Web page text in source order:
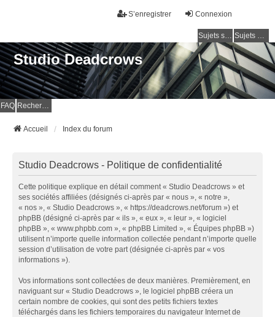
Connexion
S’enregistrer
Sujets sans réponse Sujets actifs
Studio Deadcrows
FAQ Rechercher
Accueil Index du forum
Studio Deadcrows - Politique de confidentialité
Cette politique explique en détail comment « Studio Deadcrows » et
ses sociétés affiliées (désignés ci-après par « nous », « notre »,
« nos », « Studio Deadcrows », « https://deadcrows.net/forum ») et
phpBB (désigné ci-après par « ils », « eux », « leur », « logiciel
phpBB », « www.phpbb.com », « phpBB Limited », « Équipes phpBB »)
utilisent n’importe quelle information collectée pendant n’importe quelle
session d’utilisation de votre part (désignée ci-après par « vos
informations »).
Vos informations sont collectées de deux manières. Premièrement, en
naviguant sur « Studio Deadcrows », le logiciel phpBB créera un
certain nombre de cookies, qui sont des petits fichiers textes
téléchargés dans les fichiers temporaires du navigateur Internet de